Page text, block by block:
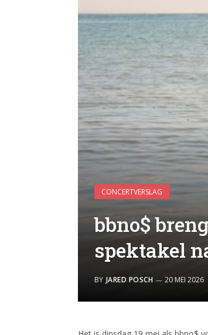
CONCERTVERSLAG
bbno$
spektakel
BY JARED POSCH 20 MEI 2026